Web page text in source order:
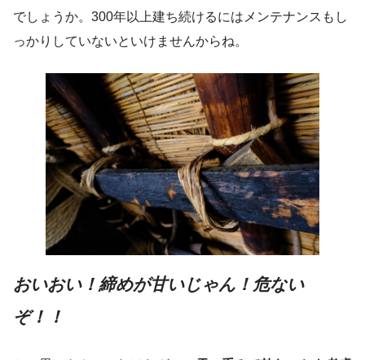
でしょうか。300年以上建ち続けるにはメンテナンスもし
っかりしていないといけませんからね。
おいおい！締めが甘いじゃん！危ない
ぞ！！